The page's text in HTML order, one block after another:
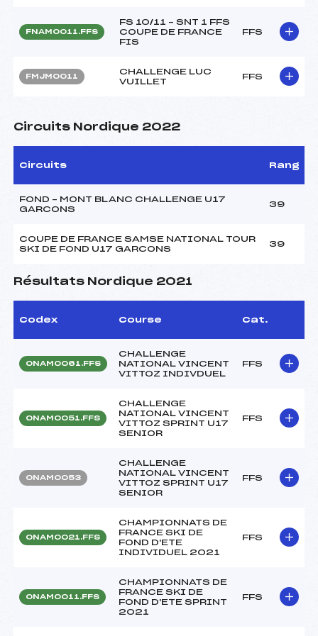
FNAM0011.FFS
FS 10/11 – SNT 1 FFS
COUPE DE FRANCE
FIS
FFS
FMJM0011
CHALLENGE LUC
VUILLET
FFS
Circuits Nordique 2022
Circuits Rang
FOND – MONT BLANC CHALLENGE U17
GARCONS
39
COUPE DE FRANCE SAMSE NATIONAL TOUR
SKI DE FOND U17 GARCONS
39
Résultats Nordique 2021
Codex Course Cat.
ONAM0061.FFS
CHALLENGE
NATIONAL VINCENT
VITTOZ INDIVDUEL
FFS
ONAM0051.FFS
CHALLENGE
NATIONAL VINCENT
VITTOZ SPRINT U17
SENIOR
FFS
ONAM0053
CHALLENGE
NATIONAL VINCENT
VITTOZ SPRINT U17
SENIOR
FFS
ONAM0021.FFS
CHAMPIONNATS DE
FRANCE SKI DE
FOND D'ETE
INDIVIDUEL 2021
FFS
ONAM0011.FFS
CHAMPIONNATS DE
FRANCE SKI DE
FOND D'ETE SPRINT
2021
FFS